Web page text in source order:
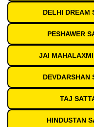
DELHI DREAM
PESHAWER
JAI
DEVDARSHAN
TAJ
HINDUSTAN